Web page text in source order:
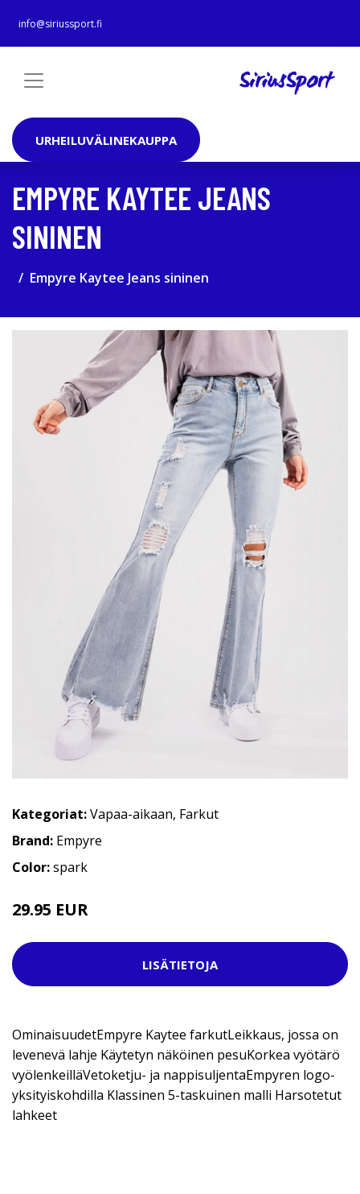
info@siriussport.fi
URHEILUVÄLINEKAUPPA
EMPYRE KAYTEE JEANS
SININEN
Empyre Kaytee Jeans sininen
Kategoriat:Vapaa-aikaan, Farkut
Brand: Empyre
Color:spark
29.95 EUR
LISÄTIETOJA
OminaisuudetEmpyre Kaytee farkutLeikkaus, jossa on
levenevä lahje Käytetyn näköinen pesuKorkea vyötärö
vyölenkeilläVetoketju- ja nappisuljentaEmpyren logo-
yksityiskohdilla Klassinen 5-taskuinen malli Harsotetut
lahkeet